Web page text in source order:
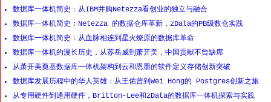
数据库一体机简史：从IBM并购Netezza看创业的独立与融合
数据库一体机简史：Netezza 的数据仓库革新，zData的PB级数仓实践
数据库一体机简史：从血脉相连到星火燎原的数据库革命
数据库一体机的漫长历史，从苏岳威到萧开美，中国贡献不曾缺席
从萧开美奠基数据库一体机架构到云和恩墨的软件定义存储创新突破
数据库发展历程中的华人英雄：从王佑曾到Wei Hong的 Postgres创新之旅
从专用硬件到通用硬件，Britton-Lee和zData的数据库一体机探索与实践